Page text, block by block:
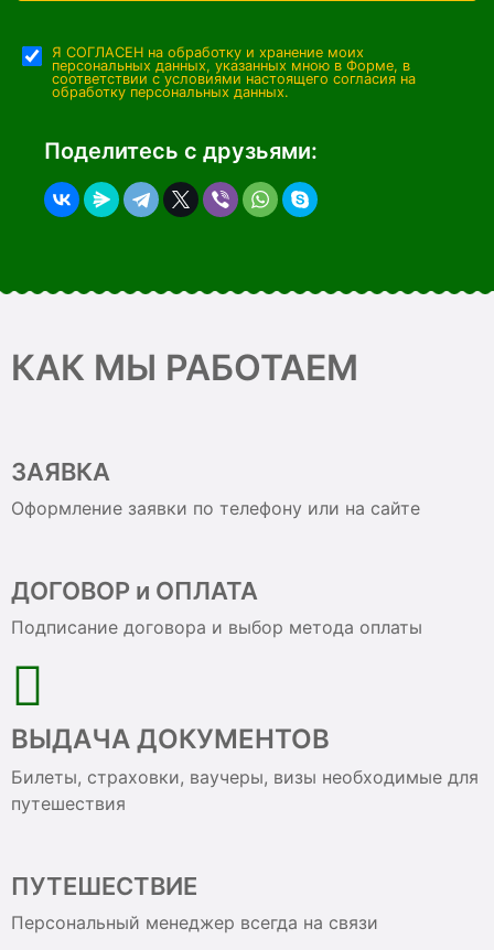
Я СОГЛАСЕН на обработку и хранение моих
персональных данных, указанных мною в Форме, в
соответствии с условиями настоящего согласия на
обработку персональных данных.
Поделитесь с друзьями:
КАК МЫ РАБОТАЕМ
ЗАЯВКА
Оформление заявки по телефону или на сайте
ДОГОВОР и ОПЛАТА
Подписание договора и выбор метода оплаты
ВЫДАЧА ДОКУМЕНТОВ
Билеты, страховки, ваучеры, визы необходимые для
путешествия
ПУТЕШЕСТВИЕ
Персональный менеджер всегда на связи